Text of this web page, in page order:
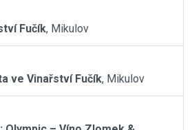
Fučík, Mikulov
ve Vinařství Fučík, Mikulov